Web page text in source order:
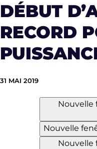
DÉBUT
RECORD
31 MAI 2019
Nouvelle
Nouvelle
Nouvelle